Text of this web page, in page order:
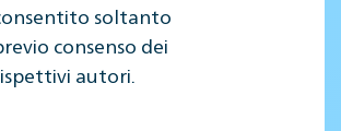
soltanto
consenso dei
autori.